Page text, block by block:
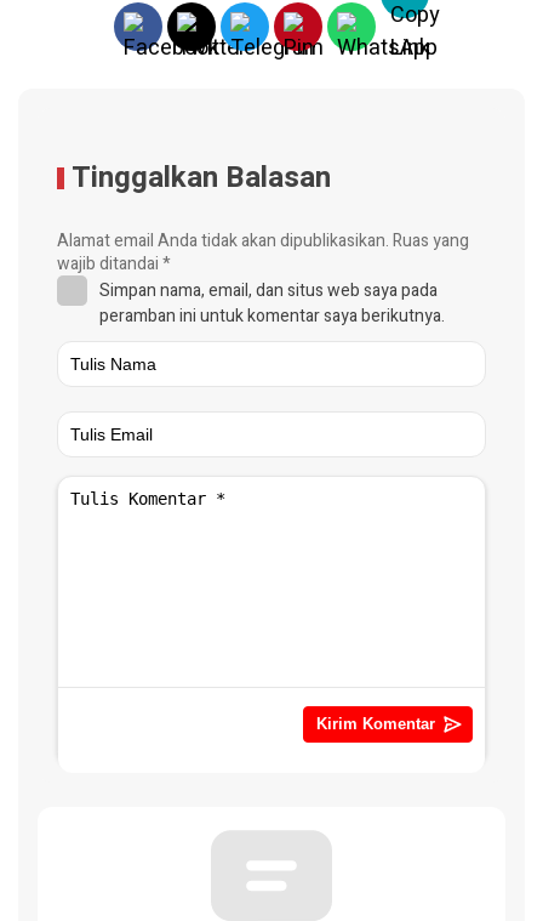
Tinggalkan Balasan
Alamat email Anda tidak akan dipublikasikan.Ruas yang
wajib ditandai*
Simpan nama, email, dan situs web saya pada
peramban ini untuk komentar saya berikutnya.